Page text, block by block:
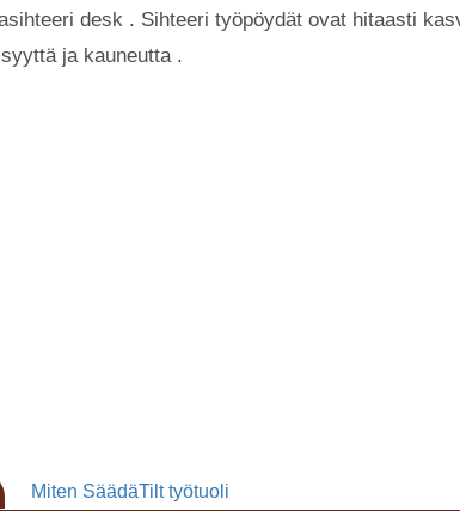
desk . Sihteeri työpöydät ovat hitaasti
ja kauneutta .
Miten SäädäTilt työtuoli